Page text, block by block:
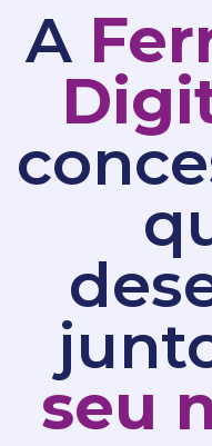
A
seu